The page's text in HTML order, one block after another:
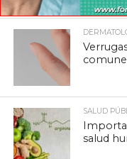
SALUD
salud